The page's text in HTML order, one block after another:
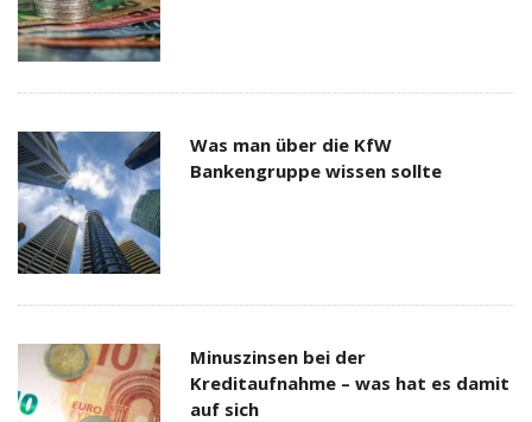
Was man über die KfW
Bankengruppe wissen sollte
Minuszinsen bei der
Kreditaufnahme – was hat es damit
auf sich